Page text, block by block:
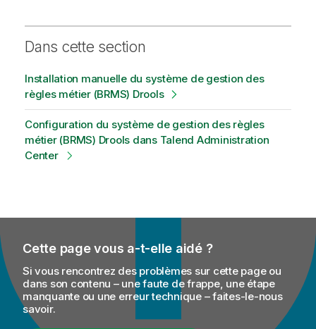
l
b
i
l
i
t
y
t
Dans cette section
Installation manuelle du système de gestion des
règles métier (BRMS) Drools
Configuration du système de gestion des règles
métier (BRMS) Drools dans Talend Administration
Center
Cette page vous a-t-elle aidé ?
Si vous rencontrez des problèmes sur cette page ou
dans son contenu – une faute de frappe, une étape
manquante ou une erreur technique – faites-le-nous
savoir.